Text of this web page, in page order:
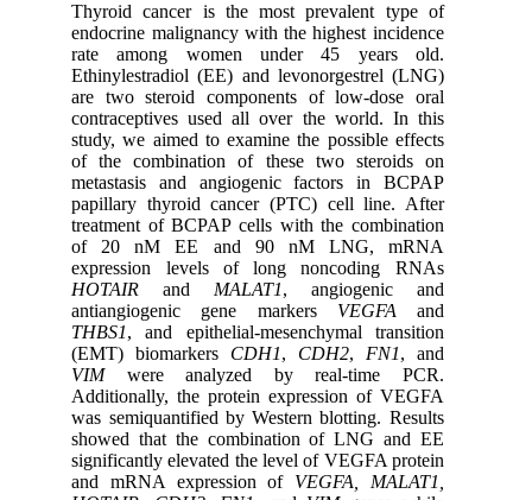
Thyroid cancer is the most prevalent type of
endocrine malignancy with the highest incidence
rate among women under 45 years old.
Ethinylestradiol (EE) and levonorgestrel (LNG)
are two steroid components of low-dose oral
contraceptives used all over the world. In this
study, we aimed to examine the possible effects
of the combination of these two steroids on
metastasis and angiogenic factors in BCPAP
papillary thyroid cancer (PTC) cell line. After
treatment of BCPAP cells with the combination
of 20 nM EE and 90 nM LNG, mRNA
expression levels of long noncoding RNAs
HOTAIR
andMALAT1
, angiogenic and
antiangiogenic gene markersVEGFA
and
THBS1
, and epithelial-mesenchymal transition
(EMT) biomarkersCDH1 ,CDH2 ,FN1
, and
VIM
were analyzed by real-time PCR.
Additionally, the protein expression of VEGFA
was semiquantified by Western blotting. Results
showed that the combination of LNG and EE
significantly elevated the level of VEGFA protein
and mRNA expression ofVEGFA, MALAT1,